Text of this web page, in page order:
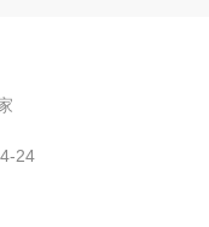
24